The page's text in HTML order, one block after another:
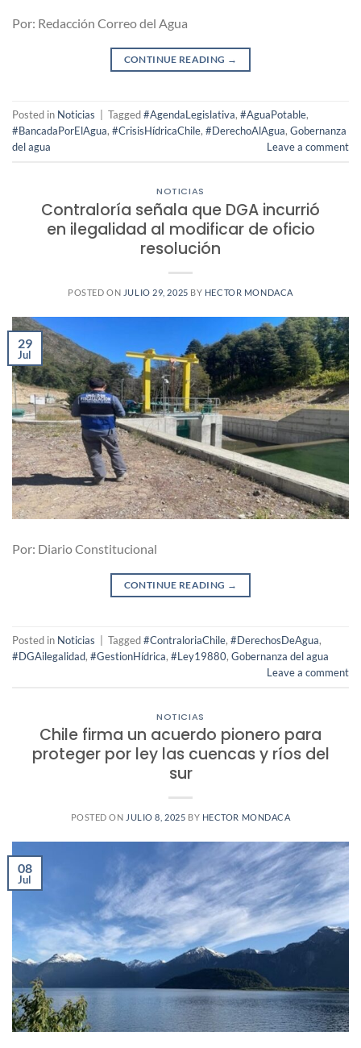
Por: Redacción Correo del Agua
CONTINUE READING →
Posted in Noticias Tagged#AgendaLegislativa, #AguaPotable,
#BancadaPorElAgua, #CrisisHídricaChile, #DerechoAlAgua, Gobernanza
del agua
Leave a comment
NOTICIAS
Contraloría señala que DGA incurrió
en ilegalidad al modificar de oficio
resolución
POSTED ON JULIO 29, 2025 BY HECTOR MONDACA
29
Jul
Por: Diario Constitucional
CONTINUE READING →
Posted in Noticias Tagged#ContraloriaChile, #DerechosDeAgua,
#DGAilegalidad, #GestionHídrica, #Ley19880, Gobernanza del agua
Leave a comment
NOTICIAS
Chile firma un acuerdo pionero para
proteger por ley las cuencas y ríos del
sur
POSTED ON JULIO 8, 2025 BY HECTOR MONDACA
08
Jul